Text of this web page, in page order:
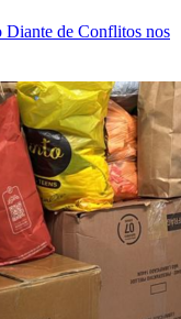
de Conflitos nos